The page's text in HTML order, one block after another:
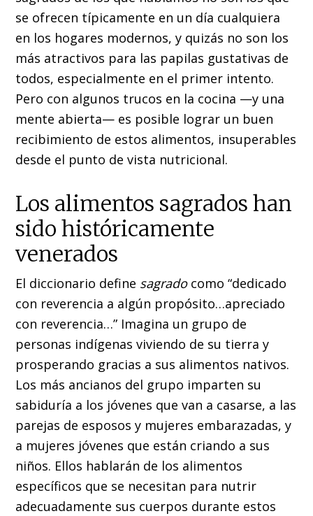
se ofrecen típicamente en un día cualquiera
en los hogares modernos, y quizás no son los
más atractivos para las papilas gustativas de
todos, especialmente en el primer intento.
Pero con algunos trucos en la cocina —y una
mente abierta— es posible lograr un buen
recibimiento de estos alimentos, insuperables
desde el punto de vista nutricional.
Los alimentos sagrados han
sido históricamente
venerados
El diccionario define sagradocomo “dedicado
con reverencia a algún propósito…apreciado
con reverencia…” Imagina un grupo de
personas indígenas viviendo de su tierra y
prosperando gracias a sus alimentos nativos.
Los más ancianos del grupo imparten su
sabiduría a los jóvenes que van a casarse, a las
parejas de esposos y mujeres embarazadas, y
a mujeres jóvenes que están criando a sus
niños. Ellos hablarán de los alimentos
específicos que se necesitan para nutrir
adecuadamente sus cuerpos durante estos